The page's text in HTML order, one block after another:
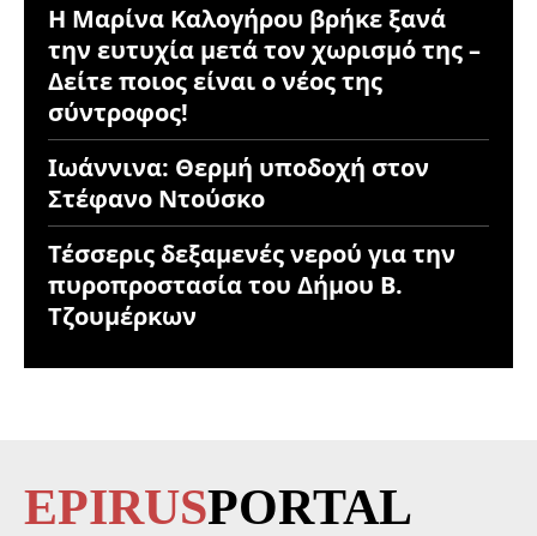
Η Μαρίνα Καλογήρου βρήκε ξανά
την ευτυχία μετά τον χωρισμό της –
Δείτε ποιος είναι ο νέος της
σύντροφος!
Ιωάννινα: Θερμή υποδοχή στον
Στέφανο Ντούσκο
Τέσσερις δεξαμενές νερού για την
πυροπροστασία του Δήμου Β.
Τζουμέρκων
EPIRUSPORTAL